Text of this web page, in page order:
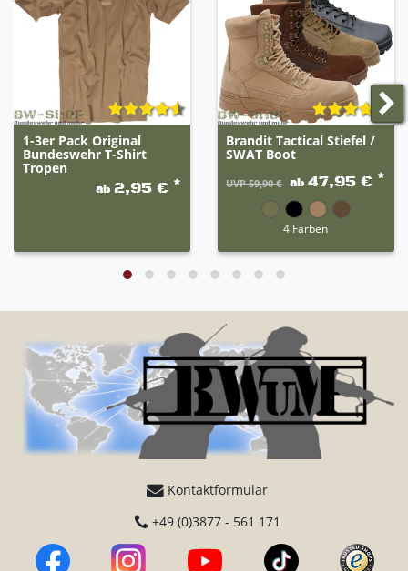
1-3er Pack Original
Bundeswehr T-Shirt
Tropen
ab 2,95 € *
Brandit Tactical Stiefel /
SWAT Boot
UVP 59,90 € ab 47,95 € *
4 Farben
Kontaktformular
+49 (0)3877 - 561 171